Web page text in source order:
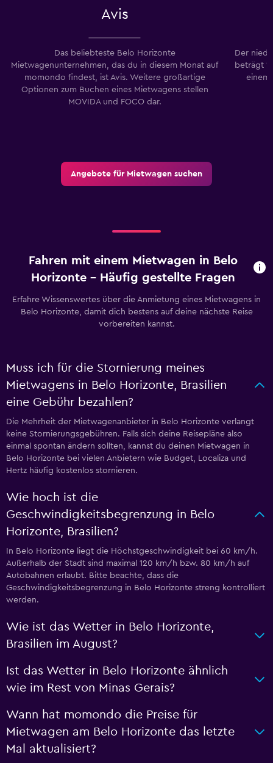
Avis
Das beliebteste Belo Horizonte
Mietwagenunternehmen, das du in diesem Monat auf
momondo findest, ist Avis. Weitere großartige
Optionen zum Buchen eines Mietwagens stellen
MOVIDA und FOCO dar.
Der
beträgt
einem
Angebote für Mietwagen suchen
Fahren mit einem Mietwagen in Belo
Horizonte – Häufig gestellte Fragen
Erfahre Wissenswertes über die Anmietung eines Mietwagens in
Belo Horizonte, damit dich bestens auf deine nächste Reise
vorbereiten kannst.
Muss ich für die Stornierung meines
Mietwagens in Belo Horizonte, Brasilien
eine Gebühr bezahlen?
Die Mehrheit der Mietwagenanbieter in Belo Horizonte verlangt
keine Stornierungsgebühren. Falls sich deine Reisepläne also
einmal spontan ändern sollten, kannst du deinen Mietwagen in
Belo Horizonte bei vielen Anbietern wie Budget, Localiza und
Hertz häufig kostenlos stornieren.
Wie hoch ist die
Geschwindigkeitsbegrenzung in Belo
Horizonte, Brasilien?
In Belo Horizonte liegt die Höchstgeschwindigkeit bei 60 km/h.
Außerhalb der Stadt sind maximal 120 km/h bzw. 80 km/h auf
Autobahnen erlaubt. Bitte beachte, dass die
Geschwindigkeitsbegrenzung in Belo Horizonte streng kontrolliert
werden.
Wie ist das Wetter in Belo Horizonte,
Brasilien im August?
Ist das Wetter in Belo Horizonte ähnlich
wie im Rest von Minas Gerais?
Wann hat momondo die Preise für
Mietwagen am Belo Horizonte das letzte
Mal aktualisiert?